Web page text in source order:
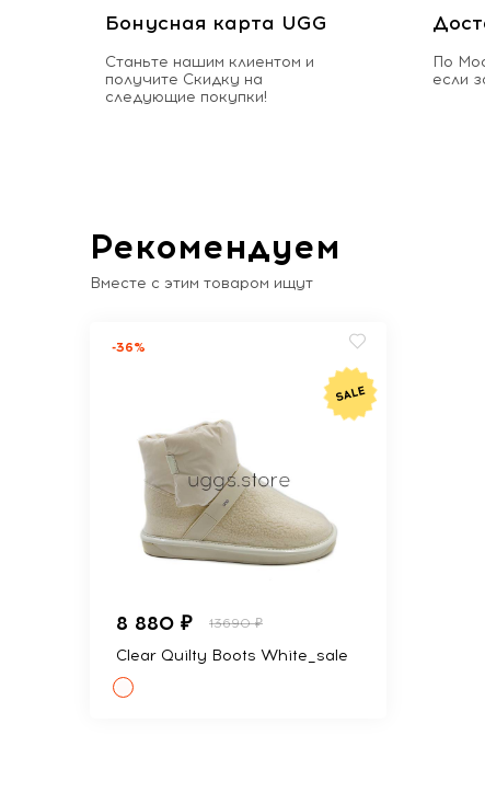
Бонусная карта UGG
Станьте нашим клиентом и
получите Скидку на
следующие покупки!
По
если
Рекомендуем
Вместе с этим товаром ищут
-36%
8 880 ₽ 13690 ₽
Clear Quilty Boots White_sale